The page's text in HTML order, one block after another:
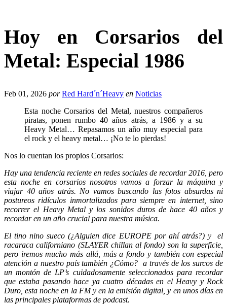
Hoy en Corsarios del
Metal: Especial 1986
Feb 01, 2026 por Red Hard´n´Heavy en Noticias
Esta noche Corsarios del Metal, nuestros compañeros
piratas, ponen rumbo 40 años atrás, a 1986 y a su
Heavy Metal… Repasamos un año muy especial para
el rock y el heavy metal… ¡No te lo pierdas!
Nos lo cuentan los propios Corsarios:
Hay una tendencia reciente en redes sociales de recordar 2016, pero
esta noche en corsarios nosotros vamos a forzar la máquina y
viajar 40 años atrás. No vamos buscando las fotos absurdas ni
postureos ridículos inmortalizados para siempre en internet, sino
recorrer el Heavy Metal y los sonidos duros de hace 40 años y
recordar en un año crucial para nuestra música.
El tino nino sueco (¿Alguien dice EUROPE por ahí atrás?) y el
racaraca californiano (SLAYER chillan al fondo) son la superficie,
pero iremos mucho más allá, más a fondo y también con especial
atención a nuestro país también ¿Cómo? a través de los surcos de
un montón de LP’s cuidadosamente seleccionados para recordar
que estaba pasando hace ya cuatro décadas en el Heavy y Rock
Duro, esta noche en la FM y en la emisión digital, y en unos días en
las principales plataformas de podcast.